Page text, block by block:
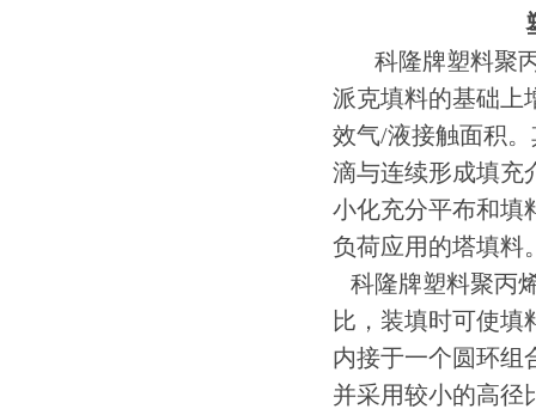
科隆牌塑料聚
派克填料的基础上
效气/液接触面积
滴与连续形成填充
小化充分平布和填
负荷应用的塔填料
科隆牌塑料聚丙
比，装填时可使填
内接于一个圆环组
并采用较小的高径